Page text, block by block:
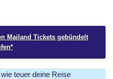
Mailand Tickets gebündelt
*
teuer deine Reise